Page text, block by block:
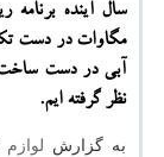
نظر گرفته ایم.
به گزارش لوازم